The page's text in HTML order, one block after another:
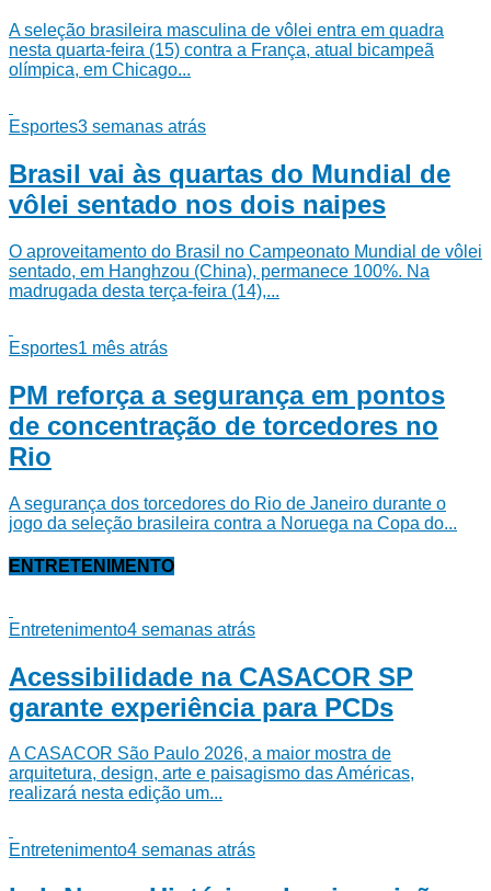
A seleção brasileira masculina de vôlei entra em quadra
nesta quarta-feira (15) contra a França, atual bicampeã
olímpica, em Chicago...
Esportes3 semanas atrás
Brasil vai às quartas do Mundial de
vôlei sentado nos dois naipes
O aproveitamento do Brasil no Campeonato Mundial de vôlei
sentado, em Hanghzou (China), permanece 100%. Na
madrugada desta terça-feira (14),...
Esportes1 mês atrás
PM reforça a segurança em pontos
de concentração de torcedores no
Rio
A segurança dos torcedores do Rio de Janeiro durante o
jogo da seleção brasileira contra a Noruega na Copa do...
ENTRETENIMENTO
Entretenimento4 semanas atrás
Acessibilidade na CASACOR SP
garante experiência para PCDs
A CASACOR São Paulo 2026, a maior mostra de
arquitetura, design, arte e paisagismo das Américas,
realizará nesta edição um...
Entretenimento4 semanas atrás